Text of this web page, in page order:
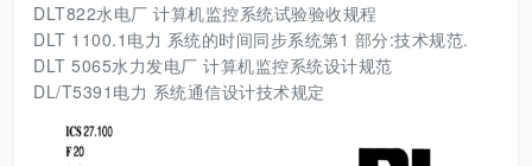
DLT822水电厂 计算机监控系统试验验收规程
DLT 1100.1电力 系统的时间同步系统第1 部分:技术规范.
DLT 5065水力发电厂 计算机监控系统设计规范
DL/T5391电力 系统通信设计技术规定